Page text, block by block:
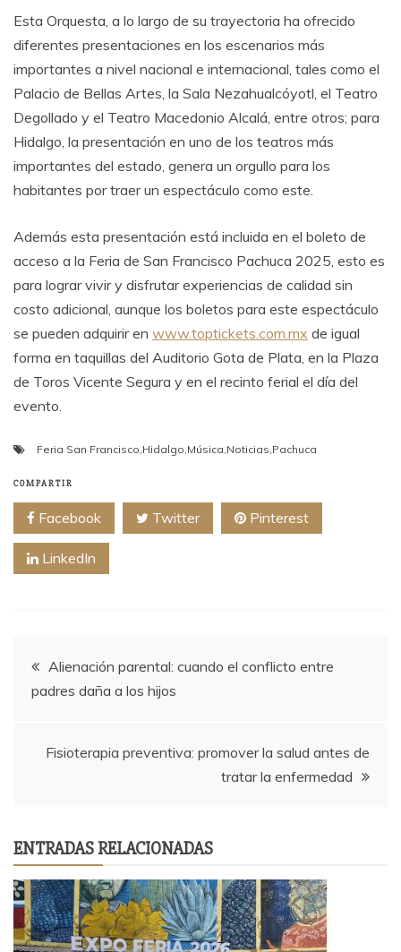
Esta Orquesta, a lo largo de su trayectoria ha ofrecido
diferentes presentaciones en los escenarios más
importantes a nivel nacional e internacional, tales como el
Palacio de Bellas Artes, la Sala Nezahualcóyotl, el Teatro
Degollado y el Teatro Macedonio Alcalá, entre otros; para
Hidalgo, la presentación en uno de los teatros más
importantes del estado, genera un orgullo para los
habitantes por traer un espectáculo como este.
Además esta presentación está incluida en el boleto de
acceso a la Feria de San Francisco Pachuca 2025, esto es
para lograr vivir y disfrutar experiencias de calidad sin
costo adicional, aunque los boletos para este espectáculo
se pueden adquirir en www.toptickets.com.mx de igual
forma en taquillas del Auditorio Gota de Plata, en la Plaza
de Toros Vicente Segura y en el recinto ferial el día del
evento.
Feria San Francisco Hidalgo Música Noticias Pachuca
COMPARTIR
Facebook Twitter Pinterest
LinkedIn
Navegación
de
entradas
Alienación parental: cuando el conflicto entre
padres daña a los hijos
Fisioterapia preventiva: promover la salud antes de
tratar la enfermedad
ENTRADAS RELACIONADAS